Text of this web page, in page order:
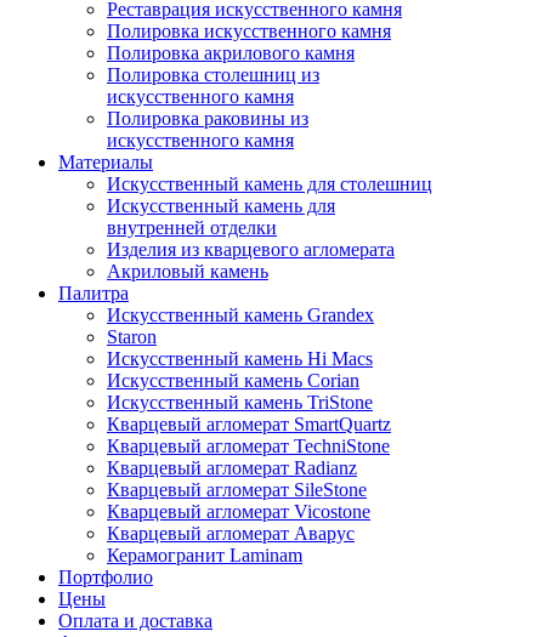
Реставрация искусственного камня
Полировка искусственного камня
Полировка акрилового камня
Полировка столешниц из
искусственного камня
Полировка раковины из
искусственного камня
Материалы
Искусственный камень для столешниц
Искусственный камень для
внутренней отделки
Изделия из кварцевого агломерата
Акриловый камень
Палитра
Искусственный камень Grandex
Staron
Искусственный камень Hi Macs
Искусственный камень Corian
Искусственный камень TriStone
Кварцевый агломерат SmartQuartz
Кварцевый агломерат TechniStone
Кварцевый агломерат Radianz
Кварцевый агломерат SileStone
Кварцевый агломерат Vicostone
Кварцевый агломерат Аварус
Керамогранит Laminam
Портфолио
Цены
Оплата и доставка